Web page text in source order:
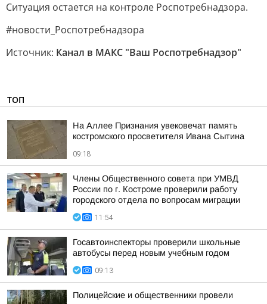
Ситуация остается на контроле Роспотребнадзора.
#новости_Роспотребнадзора
Источник: Канал в МАКС "Ваш Роспотребнадзор"
ТОП
На Аллее Признания увековечат память
костромского просветителя Ивана Сытина
09:18
Члены Общественного совета при УМВД
России по г. Костроме проверили работу
городского отдела по вопросам миграции
11:54
Госавтоинспекторы проверили школьные
автобусы перед новым учебным годом
09:13
Полицейские и общественники провели